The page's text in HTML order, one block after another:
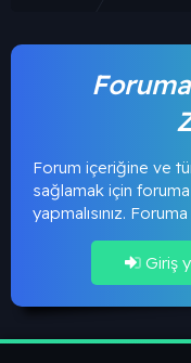
Forum içeriğine ve
sağlamak için
yapmalısınız.
Giriş